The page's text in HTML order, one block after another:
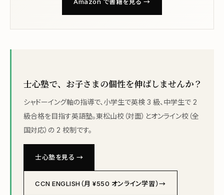
士心塾で、お子さまの個性を伸ばしませんか？
シャドーイング軸の指導で、小学生で英検 3 級、中学生で 2
級合格を目指す英語塾。東松山校（対面）とオンライン校（全
国対応）の 2 校制です。
士心塾を見る →
CCN ENGLISH（月 ¥550 オンライン学習）→